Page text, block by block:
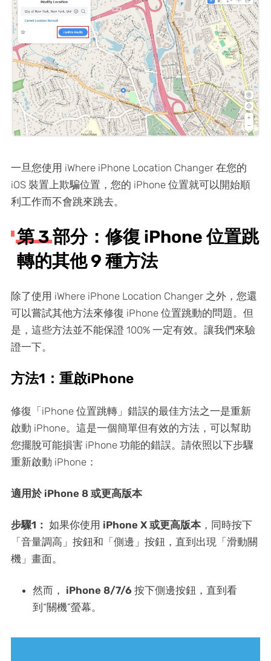
一旦您使用 iWhere iPhone Location Changer 在您的
iOS 裝置上欺騙位置，您的 iPhone 位置就可以開始順
利工作而不會跳來跳去。
第 3 部分：修復 iPhone 位置跳
轉的其他 9 種方法
除了使用 iWhere iPhone Location Changer 之外，您還
可以嘗試其他方法來修復 iPhone 位置跳動的問題。但
是，這些方法並不能保證 100% 一定有效。讓我們來驗
證一下。
方法1：重啟iPhone
修復「iPhone 位置跳轉」錯誤的最佳方法之一是重新
啟動 iPhone。這是一個簡單但有效的方法，可以幫助
您擺脫可能損害 iPhone 功能的錯誤。請依照以下步驟
重新啟動 iPhone：
適用於 iPhone 8 或更高版本
步驟1： 如果你使用 iPhone X 或更高版本，同時按下
「音量調高」按鈕和「側邊」按鈕，直到出現「滑動關
機」畫面。
然而， iPhone 8/7/6 按下側邊按鈕，直到看
到“關機”螢幕。